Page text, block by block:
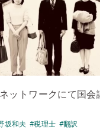
ットワークにて国会
坂和夫 #税理士 #翻訳